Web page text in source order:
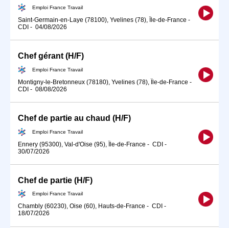
Emploi France Travail
Saint-Germain-en-Laye (78100), Yvelines (78), Île-de-France -
CDI - 04/08/2026
Chef gérant (H/F)
Emploi France Travail
Montigny-le-Bretonneux (78180), Yvelines (78), Île-de-France -
CDI - 08/08/2026
Chef de partie au chaud (H/F)
Emploi France Travail
Ennery (95300), Val-d'Oise (95), Île-de-France - CDI -
30/07/2026
Chef de partie (H/F)
Emploi France Travail
Chambly (60230), Oise (60), Hauts-de-France - CDI -
18/07/2026